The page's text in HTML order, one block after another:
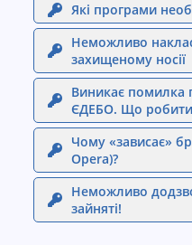
Які програми
Неможливо
захищеному носії
Виникає помилка
ЄДЕБО. Що
Чому «зависає»
Opera)?
Неможливо
зайняті!